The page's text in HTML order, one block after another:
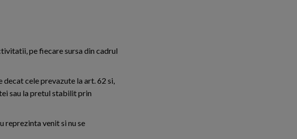
pe fiecare sursa din cadrul
cele prevazute la art. 62 si,
sau la pretul stabilit prin
reprezinta venit si nu se